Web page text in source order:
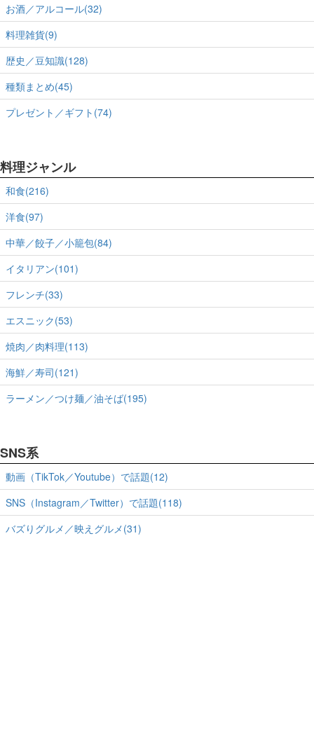
お酒／アルコール(32)
料理雑貨(9)
歴史／豆知識(128)
種類まとめ(45)
プレゼント／ギフト(74)
料理ジャンル
和食(216)
洋食(97)
中華／餃子／小籠包(84)
イタリアン(101)
フレンチ(33)
エスニック(53)
焼肉／肉料理(113)
海鮮／寿司(121)
ラーメン／つけ麺／油そば(195)
SNS系
動画（TikTok／Youtube）で話題(12)
SNS（Instagram／Twitter）で話題(118)
バズりグルメ／映えグルメ(31)